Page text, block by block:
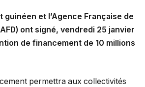
guinéen et l’Agence Française de
ont signé, vendredi 25 janvier
de financement de 10 millions
permettra aux collectivités